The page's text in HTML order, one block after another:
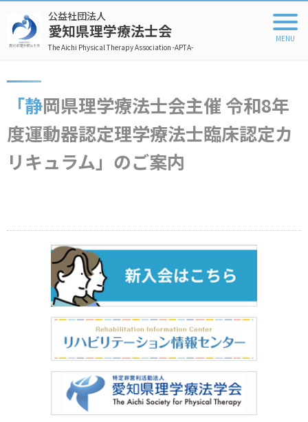
公益社団法人
愛知県理学療法士会
The Aichi Physical Therapy Association -APTA-
「静岡県理学療法士会主催 令和8年
度運動器認定理学療法士臨床認定カ
リキュラム」のご案内